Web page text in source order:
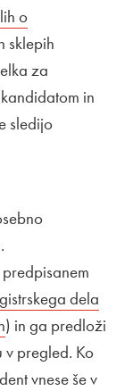
povezava na
o
se v novem
sklepih
za
in
sledijo
dela
Odpira se v
) in ga predloži
v pregled. Ko
vnese še v